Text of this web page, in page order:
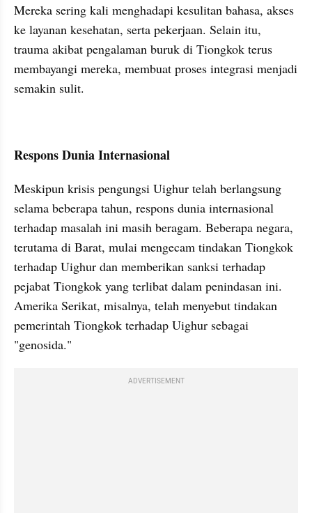
Mereka sering kali menghadapi kesulitan bahasa, akses
ke layanan kesehatan, serta pekerjaan. Selain itu,
trauma akibat pengalaman buruk di Tiongkok terus
membayangi mereka, membuat proses integrasi menjadi
semakin sulit.
Respons Dunia Internasional
Meskipun krisis pengungsi Uighur telah berlangsung
selama beberapa tahun, respons dunia internasional
terhadap masalah ini masih beragam. Beberapa negara,
terutama di Barat, mulai mengecam tindakan Tiongkok
terhadap Uighur dan memberikan sanksi terhadap
pejabat Tiongkok yang terlibat dalam penindasan ini.
Amerika Serikat, misalnya, telah menyebut tindakan
pemerintah Tiongkok terhadap Uighur sebagai
"genosida."
ADVERTISEMENT